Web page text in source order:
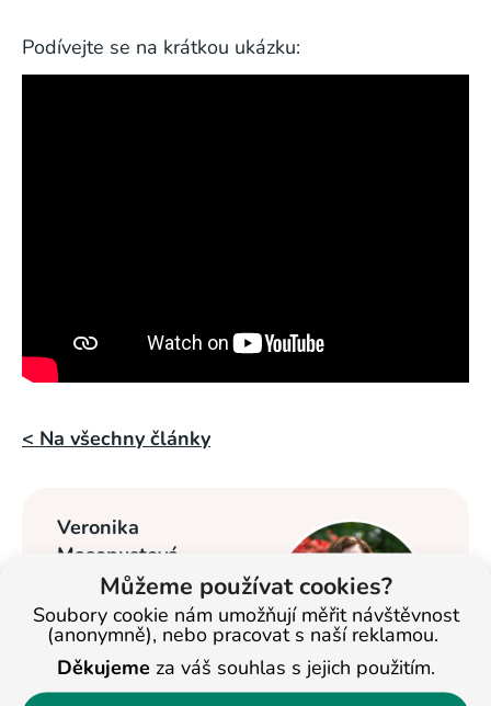
Můžeme používat cookies?
Soubory cookie nám umožňují měřit návštěvnost
(anonymně), nebo pracovat s naší reklamou.
Děkujeme za váš souhlas s jejich použitím.
Podívejte se na krátkou ukázku:
< Na všechny články
Veronika
Masopustová
Vzdělávání dětí se
věnuje od roku
2013. Nyní je
ředitelkou studijních